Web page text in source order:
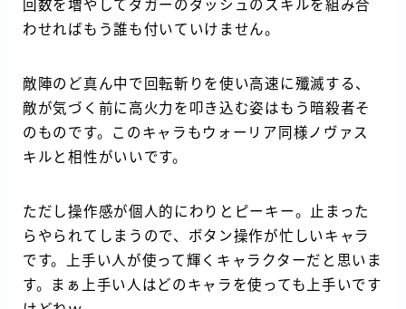
回数を増やしてダガーのダッシュのスキルを組み合
わせればもう誰も付いていけません。
敵陣のど真ん中で回転斬りを使い高速に殲滅する、
敵が気づく前に高火力を叩き込む姿はもう暗殺者そ
のものです。このキャラもウォーリア同様ノヴァス
キルと相性がいいです。
ただし操作感が個人的にわりとピーキー。止まった
らやられてしまうので、ボタン操作が忙しいキャラ
です。上手い人が使って輝くキャラクターだと思いま
す。まぁ上手い人はどのキャラを使っても上手いです